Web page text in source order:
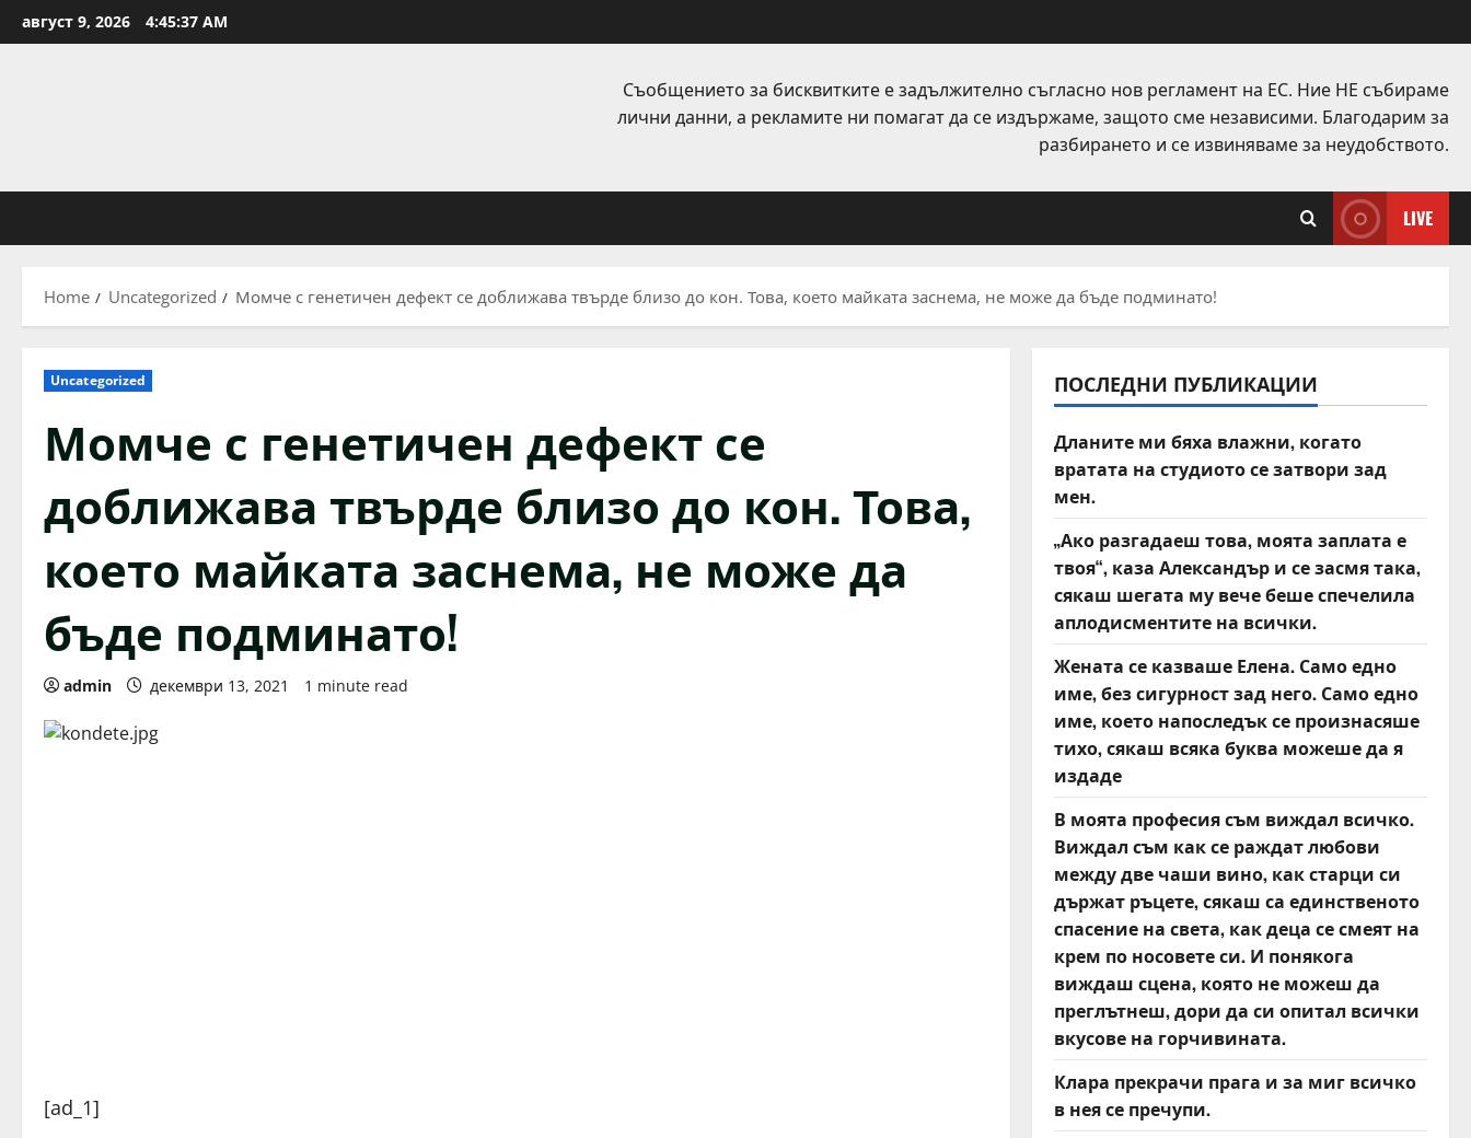
to
август 9, 2026 4:45:38 AM
Съобщението за бисквитките е задължително съгласно нов регламент на ЕС. Ние НЕ събираме
лични данни, а рекламите ни помагат да се издържаме, защото сме независими. Благодарим за
разбирането и се извиняваме за неудобството.
LIVE
Home Uncategorized Момче с генетичен дефект се доближава твърде близо до кон. Това, което майката заснема, не може да бъде подминато!
Uncategorized
Момче с генетичен дефект се
доближава твърде близо до кон. Това,
което майката заснема, не може да
бъде подминато!
admin декември 13, 2021 1 minute read
[ad_1]
ПОСЛЕДНИ ПУБЛИКАЦИИ
Дланите ми бяха влажни, когато
вратата на студиото се затвори зад
мен.
„Ако разгадаеш това, моята заплата е
твоя“, каза Александър и се засмя така,
сякаш шегата му вече беше спечелила
аплодисментите на всички.
Жената се казваше Елена. Само едно
име, без сигурност зад него. Само едно
име, което напоследък се произнасяше
тихо, сякаш всяка буква можеше да я
издаде
В моята професия съм виждал всичко.
Виждал съм как се раждат любови
между две чаши вино, как старци си
държат ръцете, сякаш са единственото
спасение на света, как деца се смеят на
крем по носовете си. И понякога
виждаш сцена, която не можеш да
преглътнеш, дори да си опитал всички
вкусове на горчивината.
Клара прекрачи прага и за миг всичко
в нея се пречупи.